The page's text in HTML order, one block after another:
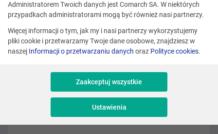
Różne lokalizacje
MLOps Engineer
DevOps i Architekt
Różne lokalizacje
Java Developer – Cloud R&D Product
Administratorem Twoich danych jest Comarch SA. W niektórych
przypadkach administratorami mogą być również nasi partnerzy.
Więcej informacji o tym, jak my i nasi partnerzy wykorzystujemy
pliki cookie i przetwarzamy Twoje dane osobowe, znajdziesz w
naszej Informacji o przetwarzaniu danych oraz Polityce cookies.
Zaakceptuj wszystkie
Ustawienia